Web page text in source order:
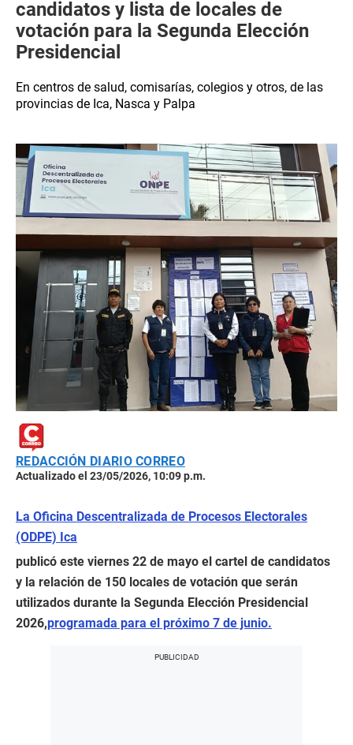
candidatos y lista de locales de
votación para la Segunda Elección
Presidencial
En centros de salud, comisarías, colegios y otros, de las
provincias de Ica, Nasca y Palpa
REDACCIÓN DIARIO CORREO
Actualizado el 23/05/2026, 10:09 p.m.
La Oficina Descentralizada de Procesos Electorales
(ODPE) Ica
publicó este viernes 22 de mayo el cartel de candidatos
y la relación de 150 locales de votación que serán
utilizados durante la Segunda Elección Presidencial
2026,programada para el próximo 7 de junio.